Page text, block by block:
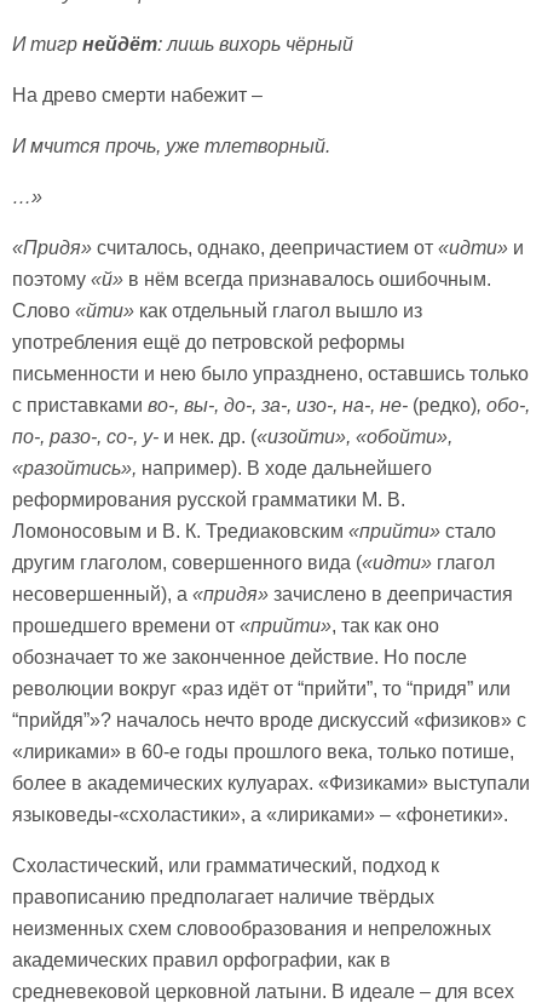
И тигр нейдёт: лишь вихорь чёрный
На древо смерти набежит –
И мчится прочь, уже тлетворный.
…»
«Придя» считалось, однако, деепричастием от «идти» и
поэтому «й» в нём всегда признавалось ошибочным.
Слово «йти» как отдельный глагол вышло из
употребления ещё до петровской реформы
письменности и нею было упразднено, оставшись только
с приставками во-, вы-, до-, за-, изо-, на-, не- (редко), обо-,
по-, разо-, со-, у- и нек. др. («изойти», «обойти»,
«разойтись», например). В ходе дальнейшего
реформирования русской грамматики М. В.
Ломоносовым и В. К. Тредиаковским «прийти» стало
другим глаголом, совершенного вида («идти» глагол
несовершенный), а «придя» зачислено в деепричастия
прошедшего времени от «прийти», так как оно
обозначает то же законченное действие. Но после
революции вокруг «раз идёт от “прийти”, то “придя” или
“прийдя”»? началось нечто вроде дискуссий «физиков» с
«лириками» в 60-е годы прошлого века, только потише,
более в академических кулуарах. «Физиками» выступали
языковеды-«схоластики», а «лириками» – «фонетики».
Схоластический, или грамматический, подход к
правописанию предполагает наличие твёрдых
неизменных схем словообразования и непреложных
академических правил орфографии, как в
средневековой церковной латыни. В идеале – для всех